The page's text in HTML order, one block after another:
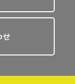
せ